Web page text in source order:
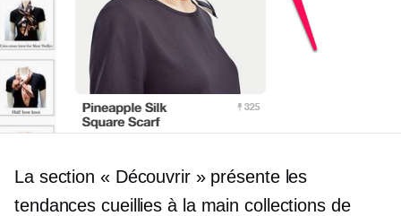
La section « Découvrir » présente les
tendancescueillies à la main collections de